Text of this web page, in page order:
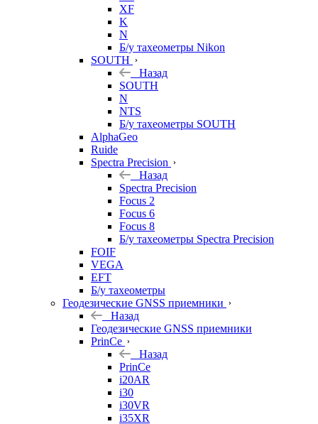
XF
K
N
Б/у тахеометры Nikon
SOUTH
Назад
SOUTH
N
NTS
Б/у тахеометры SOUTH
AlphaGeo
Ruide
Spectra Precision
Назад
Spectra Precision
Focus 2
Focus 6
Focus 8
Б/у тахеометры Spectra Precision
FOIF
VEGA
EFT
Б/у тахеометры
Геодезические GNSS приемники
Назад
Геодезические GNSS приемники
PrinCe
Назад
PrinCe
i20AR
i30
i30VR
i35XR